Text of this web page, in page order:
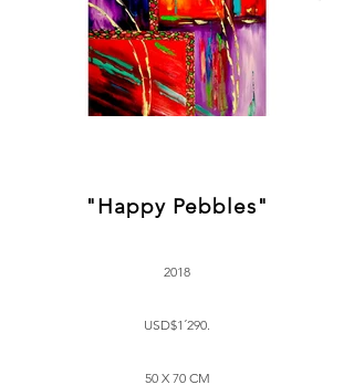
"Happy Pebbles"
2018
USD$1´290.
​50 X 70 CM